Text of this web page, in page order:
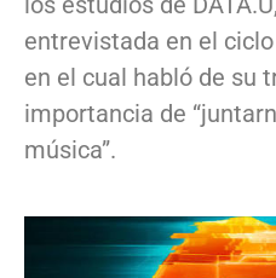
entrevistada en el ciclo
en el cual habló de su
importancia de
música”.